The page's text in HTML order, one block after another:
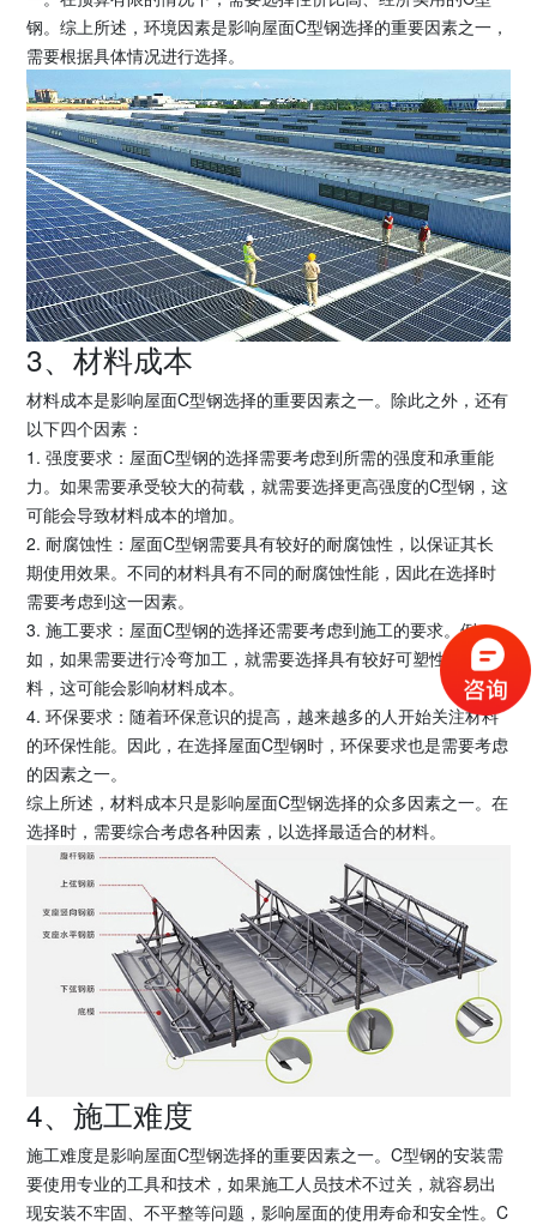
钢。综上所述，环境因素是影响屋面C型钢选择的重要因素之一，
需要根据具体情况进行选择。
3、材料成本
材料成本是影响屋面C型钢选择的重要因素之一。除此之外，还有
以下四个因素：
1. 强度要求：屋面C型钢的选择需要考虑到所需的强度和承重能
力。如果需要承受较大的荷载，就需要选择更高强度的C型钢，这
可能会导致材料成本的增加。
2. 耐腐蚀性：屋面C型钢需要具有较好的耐腐蚀性，以保证其长
期使用效果。不同的材料具有不同的耐腐蚀性能，因此在选择时
需要考虑到这一因素。
3. 施工要求：屋面C型钢的选择还需要考虑到施工的要求。例
如，如果需要进行冷弯加工，就需要选择具有较好可塑性的材
料，这可能会影响材料成本。
4. 环保要求：随着环保意识的提高，越来越多的人开始关注材料
的环保性能。因此，在选择屋面C型钢时，环保要求也是需要考虑
的因素之一。
综上所述，材料成本只是影响屋面C型钢选择的众多因素之一。在
选择时，需要综合考虑各种因素，以选择最适合的材料。
4、施工难度
施工难度是影响屋面C型钢选择的重要因素之一。C型钢的安装需
要使用专业的工具和技术，如果施工人员技术不过关，就容易出
现安装不牢固、不平整等问题，影响屋面的使用寿命和安全性。C